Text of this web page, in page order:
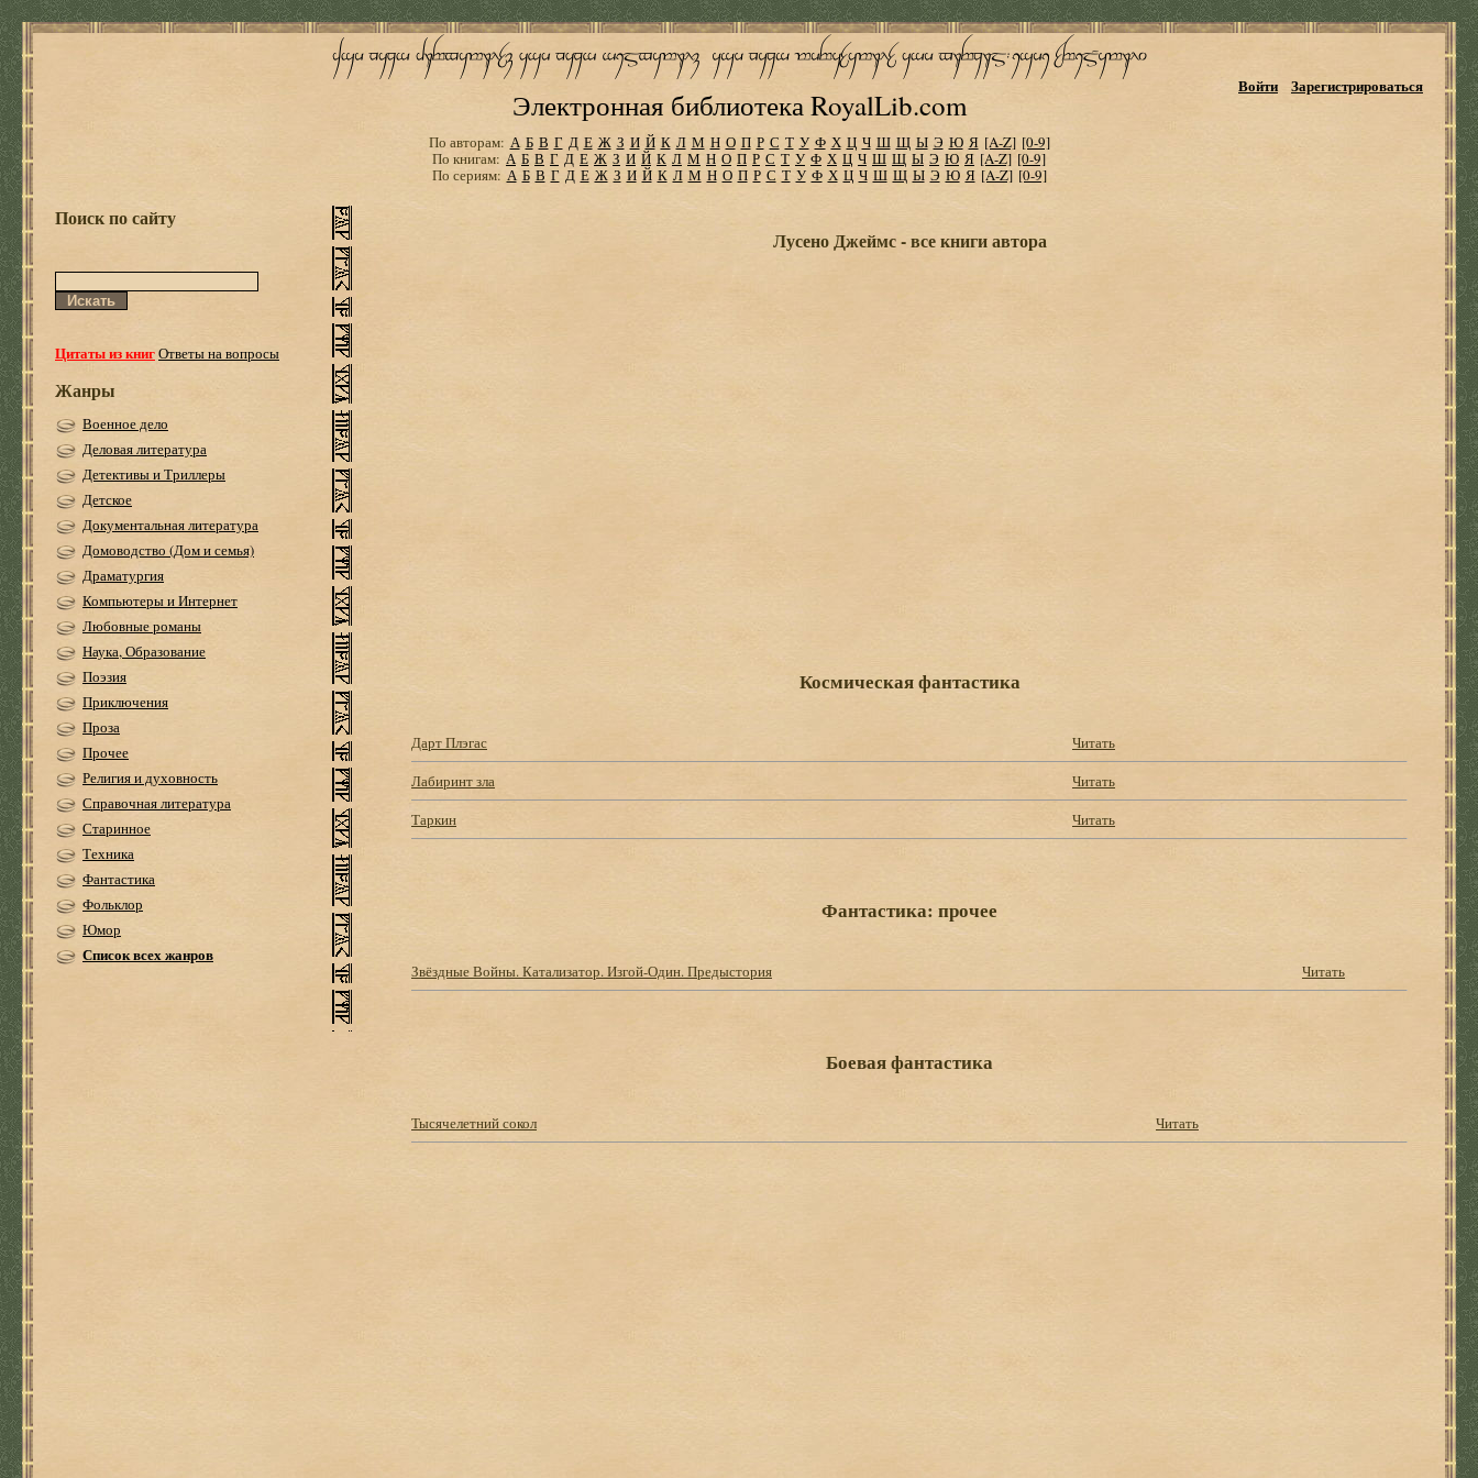
Электронная библиотека RoyalLib.com
Войти Зарегистрироваться
По авторам: А Б В Г Д Е Ж З И Й К Л М Н О П Р С Т У Ф Х Ц Ч Ш Щ Ы Э Ю Я [A-Z] [0-9]
По книгам: А Б В Г Д Е Ж З И Й К Л М Н О П Р С Т У Ф Х Ц Ч Ш Щ Ы Э Ю Я [A-Z] [0-9]
По сериям: А Б В Г Д Е Ж З И Й К Л М Н О П Р С Т У Ф Х Ц Ч Ш Щ Ы Э Ю Я [A-Z] [0-9]
Поиск по сайту
Цитаты из книгОтветы на вопросы
Жанры
Военное дело
Деловая литература
Детективы и Триллеры
Детское
Документальная литература
Домоводство (Дом и семья)
Драматургия
Компьютеры и Интернет
Любовные романы
Наука, Образование
Поэзия
Приключения
Проза
Прочее
Религия и духовность
Справочная литература
Старинное
Техника
Фантастика
Фольклор
Юмор
Список всех жанров
Лусено Джеймс - все книги автора
Космическая фантастика
Дарт Плэгас
Читать
Лабиринт зла
Читать
Таркин
Читать
Фантастика: прочее
Звёздные Войны. Катализатор. Изгой-Один. Предыстория Читать
Боевая фантастика
Тысячелетний сокол Читать